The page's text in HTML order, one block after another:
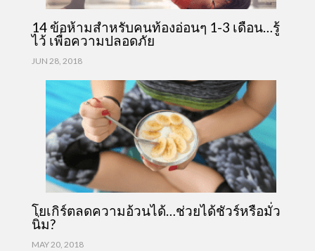
14 ข้อห้ามสำหรับคนท้องอ่อนๆ 1-3 เดือน…รู้
ไว้ เพื่อความปลอดภัย
JUN 28, 2018
โยเกิร์ตลดความอ้วนได้…ช่วยได้ชัวร์หรือมั่ว
นิ่ม?
MAY 20, 2018